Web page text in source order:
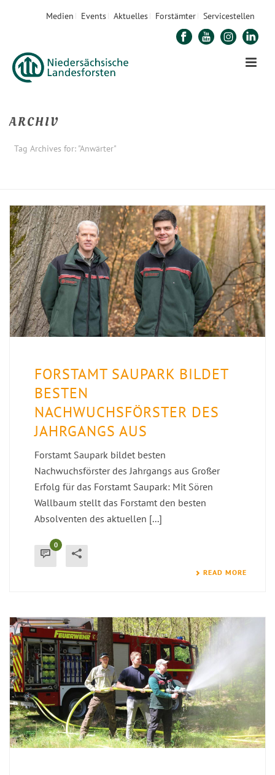
Medien Events Aktuelles Forstämter Servicestellen
ARCHIV
Tag Archives for: "Anwärter"
FORSTAMT SAUPARK BILDET
BESTEN
NACHWUCHSFÖRSTER DES
JAHRGANGS AUS
Forstamt Saupark bildet besten
Nachwuchsförster des Jahrgangs aus Großer
Erfolg für das Forstamt Saupark: Mit Sören
Wallbaum stellt das Forstamt den besten
Absolventen des aktuellen [...]
0
READ MORE